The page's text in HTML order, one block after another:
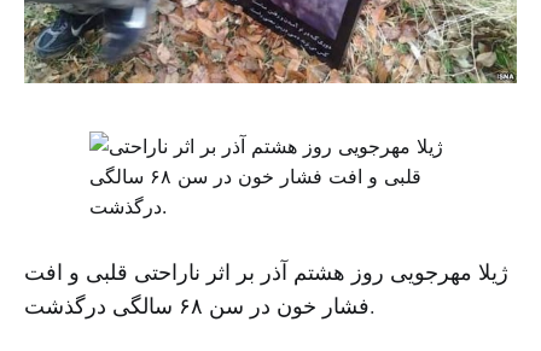
ژیلا مهرجویی روز هشتم آذر بر اثر ناراحتی قلبی و افت
فشار خون در سن ۶۸ سالگی درگذشت.